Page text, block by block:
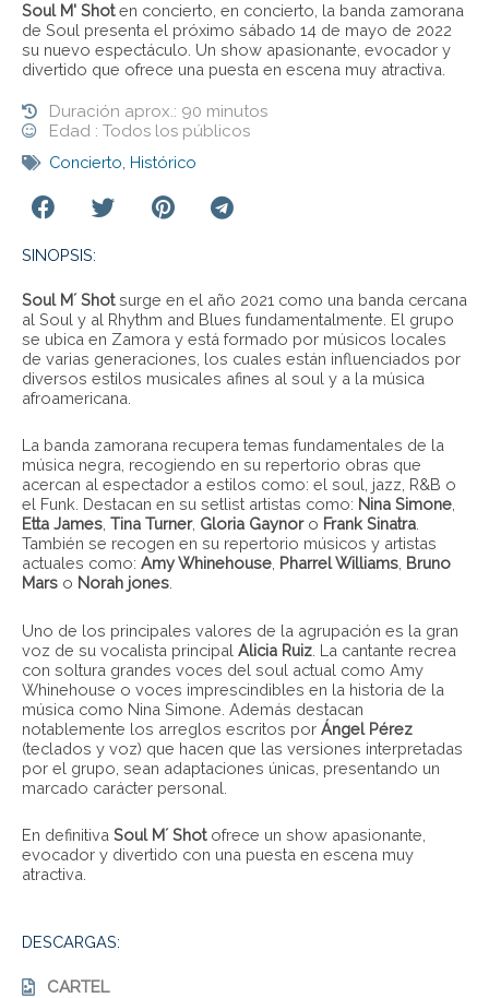
Soul M' Shoten concierto, en concierto, la banda zamorana
de Soul presenta el próximo sábado 14 de mayo de 2022
su nuevo espectáculo. Un show apasionante, evocador y
divertido que ofrece una puesta en escena muy atractiva.
Duración aprox.: 90 minutos
Edad : Todos los públicos
Concierto Histórico
SINOPSIS:
Soul M´ Shotsurge en el año 2021 como una banda cercana
al Soul y al Rhythm and Blues fundamentalmente. El grupo
se ubica en Zamora y está formado por músicos locales
de varias generaciones, los cuales están influenciados por
diversos estilos musicales afines al soul y a la música
afroamericana.
La banda zamorana recupera temas fundamentales de la
música negra, recogiendo en su repertorio obras que
acercan al espectador a estilos como: el soul, jazz, R&B o
el Funk. Destacan en su setlist artistas como: Nina Simone,
Etta James, Tina Turner, Gloria Gaynoro Frank Sinatra.
También se recogen en su repertorio músicos y artistas
actuales como: Amy Whinehouse, Pharrel Williams, Bruno
Mars o Norah jones.
Uno de los principales valores de la agrupación es la gran
voz de su vocalista principal Alicia Ruiz . La cantante recrea
con soltura grandes voces del soul actual como Amy
Whinehouse o voces imprescindibles en la historia de la
música como Nina Simone. Además destacan
notablemente los arreglos escritos por Ángel Pérez
(teclados y voz) que hacen que las versiones interpretadas
por el grupo, sean adaptaciones únicas, presentando un
marcado carácter personal.
En definitiva Soul M´ Shotofrece un show apasionante,
evocador y divertido con una puesta en escena muy
atractiva.
DESCARGAS:
CARTEL